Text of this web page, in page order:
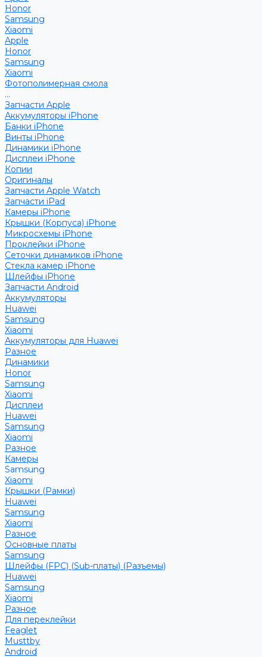
Honor
Samsung
Xiaomi
Apple
Honor
Samsung
Xiaomi
Фотополимерная смола
...
Запчасти Apple
Аккумуляторы iPhone
Банки iPhone
Винты iPhone
Динамики iPhone
Дисплеи iPhone
Копии
Оригиналы
Запчасти Apple Watch
Запчасти iPad
Камеры iPhone
Крышки (Корпуса) iPhone
Микросхемы iPhone
Проклейки iPhone
Сеточки динамиков iPhone
Стекла камер iPhone
Шлейфы iPhone
Запчасти Android
Аккумуляторы
Huawei
Samsung
Xiaomi
Аккумуляторы для Huawei
Разное
Динамики
Honor
Samsung
Xiaomi
Дисплеи
Huawei
Samsung
Xiaomi
Разное
Камеры
Samsung
Xiaomi
Крышки (Рамки)
Huawei
Samsung
Xiaomi
Разное
Основные платы
Samsung
Шлейфы (FPC) (Sub-платы) (Разъемы)
Huawei
Samsung
Xiaomi
Разное
Для переклейки
Feaglet
Musttby
Android